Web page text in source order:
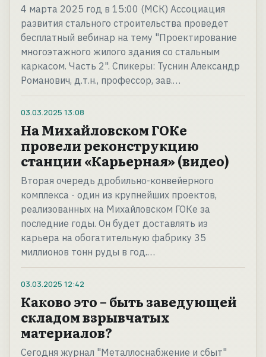
4 марта 2025 год в 15:00 (МСК) Ассоциация
развития стального строительства проведет
бесплатный вебинар на тему "Проектирование
многоэтажного жилого здания со стальным
каркасом. Часть 2". Спикеры: Туснин Александр
Романович, д.т.н., профессор, зав.…
03.03.2025 13:08
На Михайловском ГОКе
провели реконструкцию
станции «Карьерная» (видео)
Вторая очередь дробильно-конвейерного
комплекса - один из крупнейших проектов,
реализованных на Михайловском ГОКе за
последние годы. Он будет доставлять из
карьера на обогатительную фабрику 35
миллионов тонн руды в год.…
03.03.2025 12:42
Каково это – быть заведующей
складом взрывчатых
материалов?
Сегодня журнал "Металлоснабжение и сбыт"